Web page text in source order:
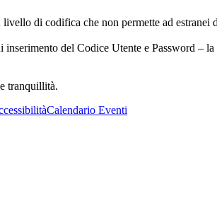
di codifica che non permette ad estranei
del Codice Utente e Password –
tranquillità.
Calendario Eventi